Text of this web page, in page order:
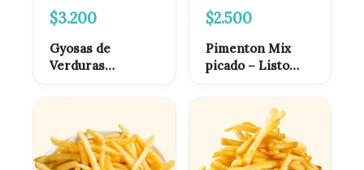
$3.200
Gyosas de
Verduras
unidades
$2.500
Pimenton Mix
picado – Listo